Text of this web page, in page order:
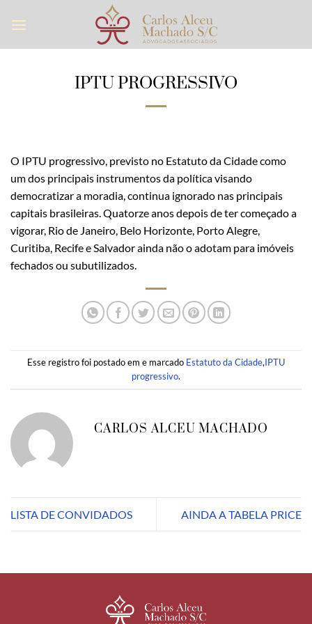
IPTU PROGRESSIVO
O IPTU progressivo, previsto no Estatuto da Cidade como
um dos principais instrumentos da política visando
democratizar a moradia, continua ignorado nas principais
capitais brasileiras. Quatorze anos depois de ter começado a
vigorar, Rio de Janeiro, Belo Horizonte, Porto Alegre,
Curitiba, Recife e Salvador ainda não o adotam para imóveis
fechados ou subutilizados.
Esse registro foi postado em e marcado Estatuto da Cidade,IPTU
progressivo.
CARLOS ALCEU MACHADO
LISTA DE CONVIDADOS AINDA A TABELA PRICE